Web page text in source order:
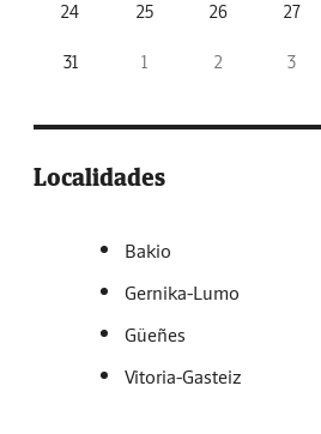
24 25 26 27
31 1 2 3
Localidades
Bakio
Gernika-Lumo
Güeñes
Vitoria-Gasteiz